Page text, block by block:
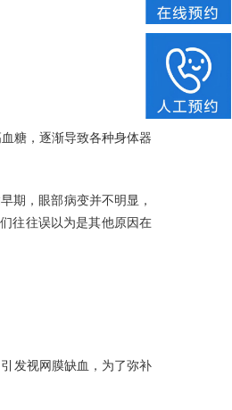
糖，逐渐导致各种身体器
期，眼部病变并不明显，
往往误以为是其他原因在
发视网膜缺血，为了弥补